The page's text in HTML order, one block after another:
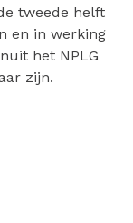
tweede helft
en in werking
het NPLG
zijn.